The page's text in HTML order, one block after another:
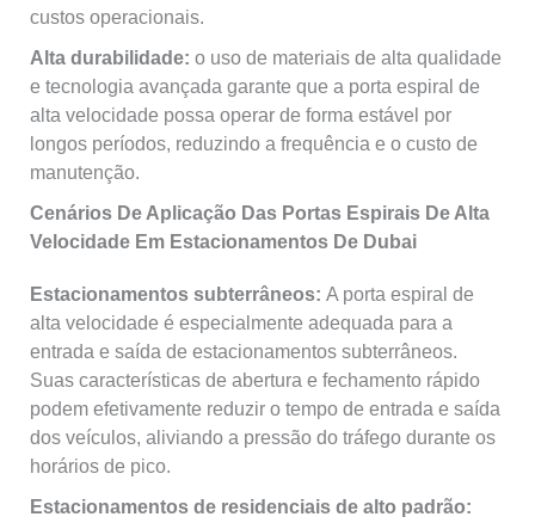
custos operacionais.
Alta durabilidade: o uso de materiais de alta qualidade
e tecnologia avançada garante que a porta espiral de
alta velocidade possa operar de forma estável por
longos períodos, reduzindo a frequência e o custo de
manutenção.
Cenários De Aplicação Das Portas Espirais De Alta
Velocidade Em Estacionamentos De Dubai
Estacionamentos subterrâneos: A porta espiral de
alta velocidade é especialmente adequada para a
entrada e saída de estacionamentos subterrâneos.
Suas características de abertura e fechamento rápido
podem efetivamente reduzir o tempo de entrada e saída
dos veículos, aliviando a pressão do tráfego durante os
horários de pico.
Estacionamentos de residenciais de alto padrão: